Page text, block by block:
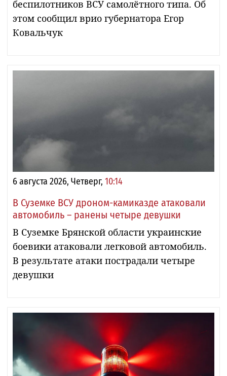
беспилотников ВСУ самолётного типа. Об
этом сообщил врио губернатора Егор
Ковальчук
6 августа 2026, Четверг, 10:14
В Суземке ВСУ дроном-камиказде атаковали
автомобиль – ранены четыре девушки
В Суземке Брянской области украинские
боевики атаковали легковой автомобиль.
В результате атаки пострадали четыре
девушки